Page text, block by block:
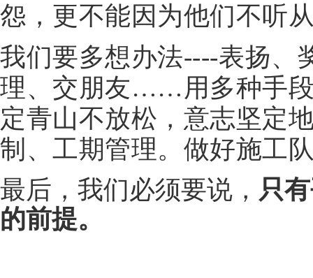
怨，更不能因为他们不听
我们要多想办法----表扬、
理、交朋友……用多种手
定青山不放松，意志坚定
制、工期管理。做好施工
最后，我们必须要说， 只
的前提。